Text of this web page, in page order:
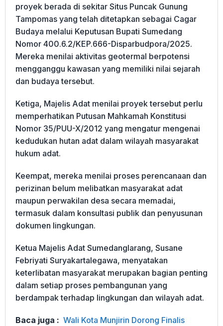
proyek berada di sekitar Situs Puncak Gunung
Tampomas yang telah ditetapkan sebagai Cagar
Budaya melalui Keputusan Bupati Sumedang
Nomor 400.6.2/KEP.666-Disparbudpora/2025.
Mereka menilai aktivitas geotermal berpotensi
mengganggu kawasan yang memiliki nilai sejarah
dan budaya tersebut.
Ketiga, Majelis Adat menilai proyek tersebut perlu
memperhatikan Putusan Mahkamah Konstitusi
Nomor 35/PUU-X/2012 yang mengatur mengenai
kedudukan hutan adat dalam wilayah masyarakat
hukum adat.
Keempat, mereka menilai proses perencanaan dan
perizinan belum melibatkan masyarakat adat
maupun perwakilan desa secara memadai,
termasuk dalam konsultasi publik dan penyusunan
dokumen lingkungan.
Ketua Majelis Adat Sumedanglarang, Susane
Febriyati Suryakartalegawa, menyatakan
keterlibatan masyarakat merupakan bagian penting
dalam setiap proses pembangunan yang
berdampak terhadap lingkungan dan wilayah adat.
Baca juga : Wali Kota Munjirin Dorong Finalis